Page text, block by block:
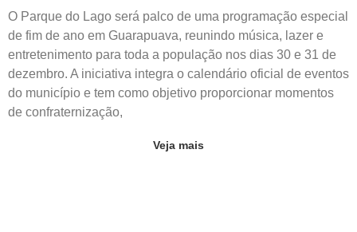
O Parque do Lago será palco de uma programação especial
de fim de ano em Guarapuava, reunindo música, lazer e
entretenimento para toda a população nos dias 30 e 31 de
dezembro. A iniciativa integra o calendário oficial de eventos
do município e tem como objetivo proporcionar momentos
de confraternização,
Veja mais